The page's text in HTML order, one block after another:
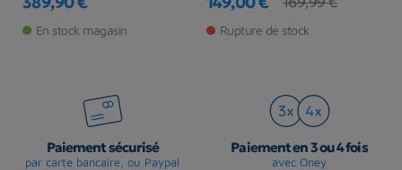
Prix
En stock magasin
Prix
Prix de base
Rupture de stock
Paiement sécurisé
par carte bancaire, ou Paypal
Paiement en 3 ou 4 fois
avec Oney